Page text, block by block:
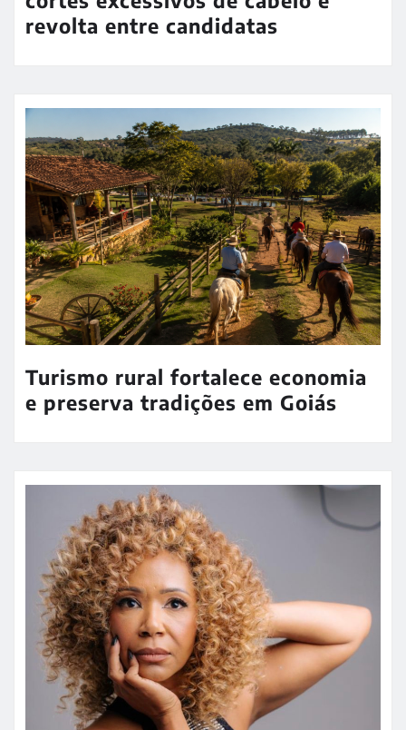
revolta entre candidatas
Turismo rural fortalece economia
e preserva tradições em Goiás